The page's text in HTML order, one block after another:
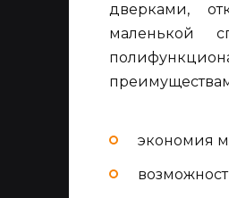
дверками,
маленькой
экономия